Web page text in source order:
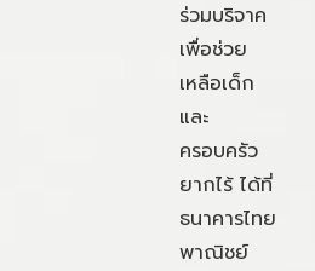
ร่วมบริจาค
เพื่อช่วย
เหลือเด็ก
และ
ครอบครัว
ยากไร้ ได้ที่
ธนาคารไทย
พาณิชย์